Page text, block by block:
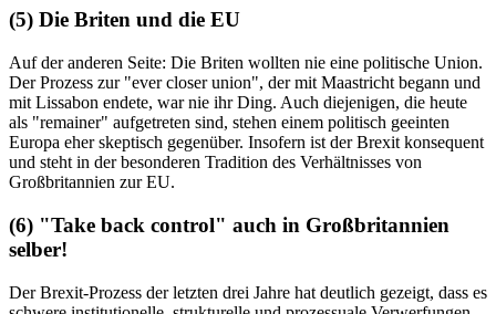
(5) Die Briten und die EU
Auf der anderen Seite: Die Briten wollten nie eine politische Union.
Der Prozess zur "ever closer union", der mit Maastricht begann und
mit Lissabon endete, war nie ihr Ding. Auch diejenigen, die heute
als "remainer" aufgetreten sind, stehen einem politisch geeinten
Europa eher skeptisch gegenüber. Insofern ist der Brexit konsequent
und steht in der besonderen Tradition des Verhältnisses von
Großbritannien zur EU.
(6) "Take back control" auch in Großbritannien
selber!
Der Brexit-Prozess der letzten drei Jahre hat deutlich gezeigt, dass es